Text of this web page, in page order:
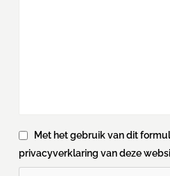
Met het gebruik van dit
privacyverklaring van deze